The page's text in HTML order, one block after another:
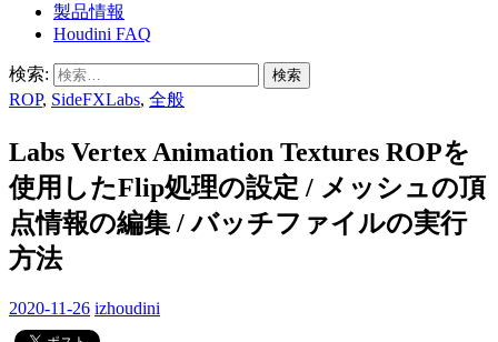
製品情報
Houdini FAQ
検索:
ROP, SideFXLabs, 全般
Labs Vertex Animation Textures ROPを
使用したFlip処理の設定 / メッシュの頂
点情報の編集 / バッチファイルの実行
方法
2020-11-26 izhoudini